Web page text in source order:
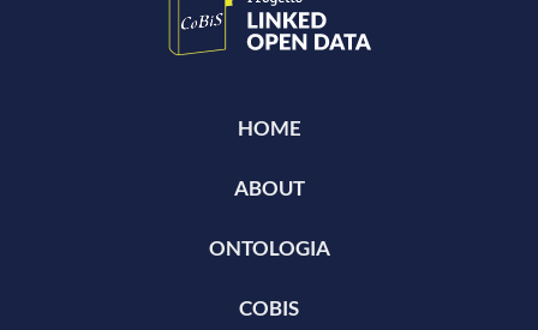
HOME
ABOUT
ONTOLOGIA
COBIS